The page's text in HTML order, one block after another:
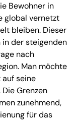
Bewohner in
global vernetzt
bleiben. Dieser
der steigenden
nach
Man möchte
seine
Grenzen
zunehmend,
für das